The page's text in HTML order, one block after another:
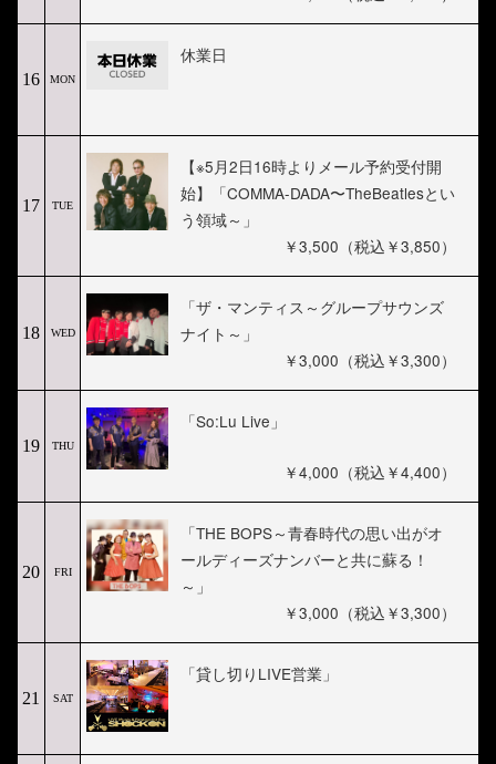
16 MON
休業日
17 TUE
【※5月2日16時よりメール予約受付開
始】「COMMA-DADA〜TheBeatlesとい
う領域～」
￥3,500（税込￥3,850）
18 WED
「ザ・マンティス～グループサウンズ
ナイト～」
￥3,000（税込￥3,300）
19 THU
「So:Lu Live」
￥4,000（税込￥4,400）
20 FRI
「THE BOPS～青春時代の思い出がオ
ールディーズナンバーと共に蘇る！
～」
￥3,000（税込￥3,300）
21 SAT
「貸し切りLIVE営業」